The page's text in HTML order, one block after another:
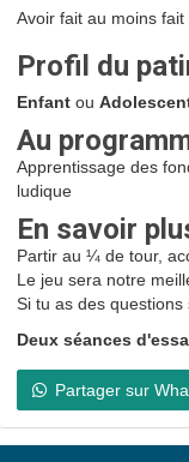
Avoir fait au moins
Profil du
Enfant ou
Au
Apprentissage des
ludique
En savoir
Partir au ¼ de tour,
Le jeu sera notre
Si tu as des
Deux séances
Partager sur